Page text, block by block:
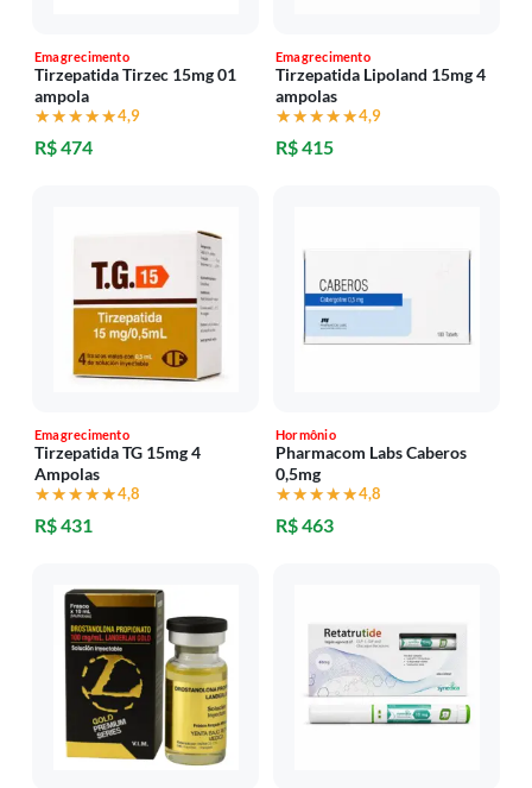
Emagrecimento
Tirzepatida Tirzec 15mg 01
ampola
★★★★★
★★★★★4,9
R$ 474
Emagrecimento
Tirzepatida Lipoland 15mg 4
ampolas
★★★★★
★★★★★4,9
R$ 415
Emagrecimento
Tirzepatida TG 15mg 4
Ampolas
★★★★★
★★★★★4,8
R$ 431
Hormônio
Pharmacom Labs Caberos
0,5mg
★★★★★
★★★★★4,8
R$ 463